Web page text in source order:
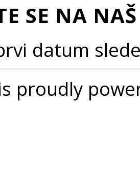
SE NA
datum
proudly